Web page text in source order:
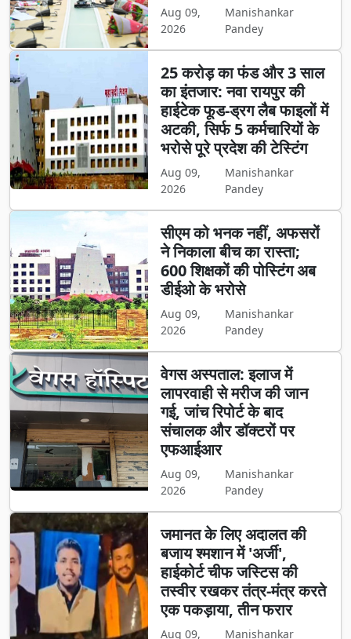
Aug 09,
2026
Manishankar
Pandey
25 करोड़ का फंड और 3 साल
का इंतजार: नवा रायपुर की
हाईटेक फूड-ड्रग लैब फाइलों में
अटकी, सिर्फ 5 कर्मचारियों के
भरोसे पूरे प्रदेश की टेस्टिंग
Aug 09,
2026
Manishankar
Pandey
सीएम को भनक नहीं, अफसरों
ने निकाला बीच का रास्ता;
600 शिक्षकों की पोस्टिंग अब
डीईओ के भरोसे
Aug 09,
2026
Manishankar
Pandey
वेगस अस्पताल: इलाज में
लापरवाही से मरीज की जान
गई, जांच रिपोर्ट के बाद
संचालक और डॉक्टरों पर
एफआईआर
Aug 09,
2026
Manishankar
Pandey
जमानत के लिए अदालत की
बजाय श्मशान में 'अर्जी',
हाईकोर्ट चीफ जस्टिस की
तस्वीर रखकर तंत्र-मंत्र करते
एक पकड़ाया, तीन फरार
Aug 09,
Manishankar